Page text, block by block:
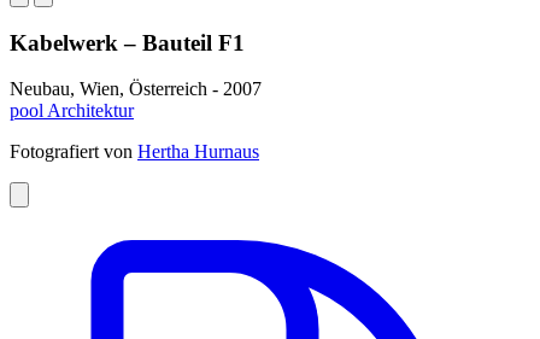
Kabelwerk – Bauteil F1
Neubau, Wien, Österreich - 2007
pool Architektur
Fotografiert von Hertha Hurnaus